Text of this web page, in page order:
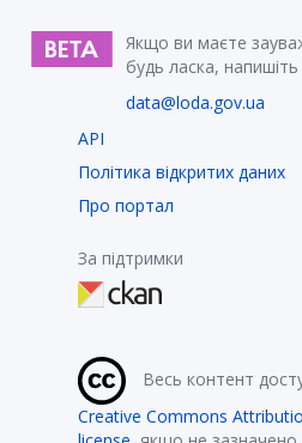
Якщо ви маєте
будь ласка,
data@loda.gov.ua
API
Політика відкритих даних
Про портал
За підтримки
Весь контент
Creative Commons